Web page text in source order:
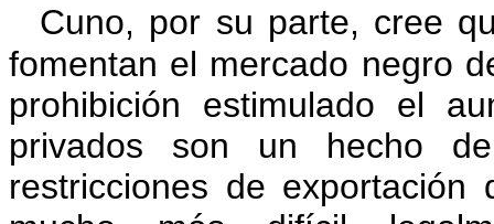
Cuno, por su parte, cree
fomentan el mercado negro
prohibición estimulado el
privados son un hecho
restricciones de